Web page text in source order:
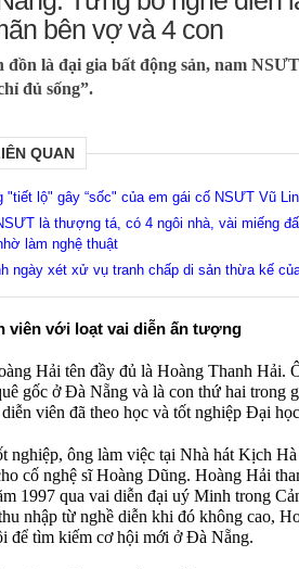
bên vợ và 4 con
đồn là đại gia bất động sản, nam
đủ sống”.
QUAN
"tiết lộ" gây “sốc" của em gái cố NSƯT Vũ
là thượng tá, có 4 ngôi nhà, vài miếng
làm nghệ thuật
ngày xét xử vụ tranh chấp di sản thừa kế
viên với loạt vai diễn ấn tượng
Hải tên đầy đủ là Hoàng Thanh Hải.
gốc ở Đà Nẵng và là con thứ hai trong
viên đã theo học và tốt nghiệp Đại
nghiệp, ông làm việc tại Nhà hát Kịch
cố nghệ sĩ Hoàng Dũng. Hoàng Hải
1997 qua vai diễn đại uý Minh trong
nhập từ nghề diễn khi đó không cao,
để tìm kiếm cơ hội mới ở Đà Nẵng.